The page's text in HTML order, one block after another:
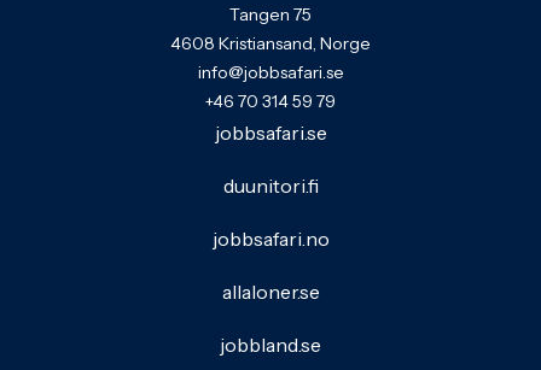
Tangen 75
4608 Kristiansand, Norge
info@jobbsafari.se
+46 70 314 59 79
jobbsafari.se
duunitori.fi
jobbsafari.no
allaloner.se
jobbland.se